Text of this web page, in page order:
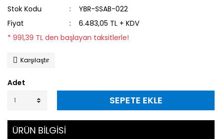
Stok Kodu
YBR-SSAB-022
Fiyat
6.483,05 TL + KDV
* 991,39 TL den başlayan taksitlerle!
Karşılaştır
Adet
SEPETE EKLE
ÜRÜN BİLGİSİ